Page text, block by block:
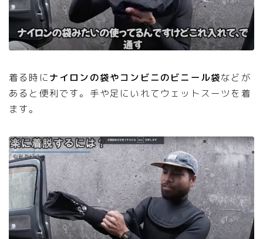
着る時にナイロンの袋やコンビニのビニール袋などが
あると便利です。手や足にいれてウェットスーツを着
ます。